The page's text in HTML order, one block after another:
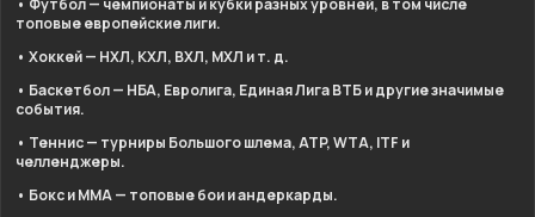
• Футбол — чемпионаты и кубки разных уровней, в том числе
топовые европейские лиги.
• Хоккей — НХЛ, КХЛ, ВХЛ, МХЛ и т. д.
• Баскетбол — НБА, Евролига, Единая Лига ВТБ и другие значимые
события.
• Теннис — турниры Большого шлема, ATP, WTA, ITF и
челленджеры.
• Бокс и ММА — топовые бои и андеркарды.